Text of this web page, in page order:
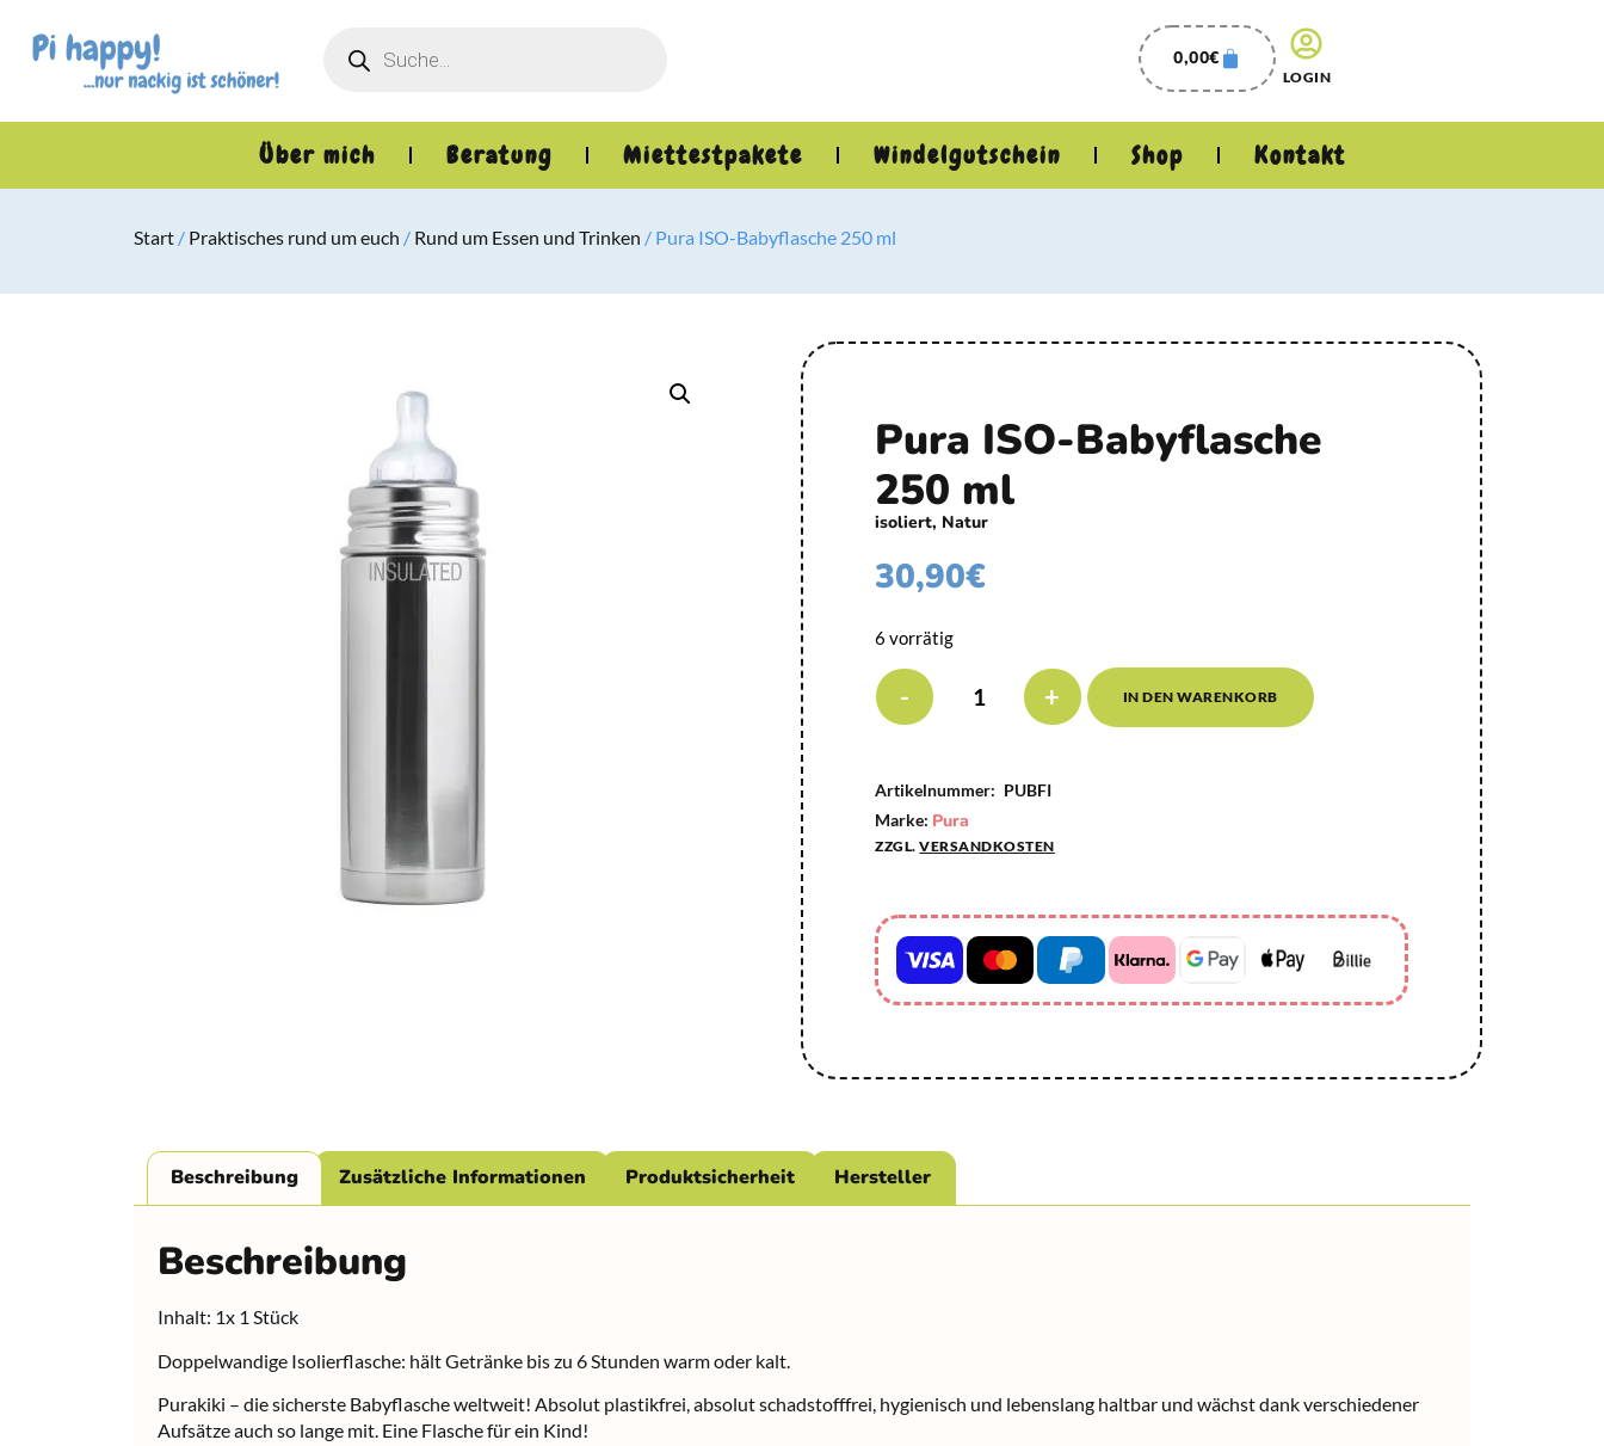
0,00€
LOGIN
Über mich Beratung Miettestpakete Windelgutschein Shop Kontakt
Start / Praktisches rund um euch / Rund um Essen und Trinken / Pura ISO-Babyflasche 250 ml
Pura ISO-Babyflasche
250 ml
isoliert, Natur
30,90€
6 vorrätig
- + IN DEN WARENKORB
Artikelnummer: PUBFI
Marke: Pura
ZZGL.VERSANDKOSTEN
Beschreibung Zusätzliche Informationen Produktsicherheit Hersteller
Beschreibung
Inhalt: 1x 1 Stück
Doppelwandige Isolierflasche: hält Getränke bis zu 6 Stunden warm oder kalt.
Purakiki – die sicherste Babyflasche weltweit! Absolut plastikfrei, absolut schadstofffrei, hygienisch und lebenslang haltbar und wächst dank verschiedener
Aufsätze auch so lange mit. Eine Flasche für ein Kind!